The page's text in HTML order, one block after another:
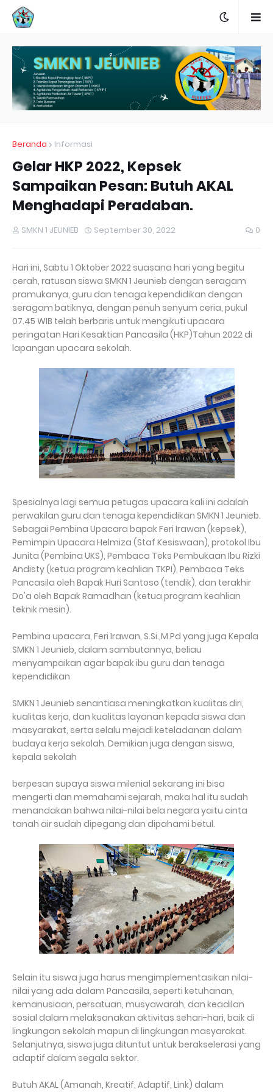
Beranda Informasi
Gelar HKP 2022, Kepsek
Sampaikan Pesan: Butuh AKAL
Menghadapi Peradaban.
SMKN 1 JEUNIEB September 30, 2022 0
Hari ini, Sabtu 1 Oktober 2022 suasana hari yang begitu
cerah, ratusan siswa SMKN 1 Jeunieb dengan seragam
pramukanya, guru dan tenaga kependidikan dengan
seragam batiknya, dengan penuh senyum ceria, pukul
07.45 WIB telah berbaris untuk mengikuti upacara
peringatan Hari Kesaktian Pancasila (HKP)Tahun 2022 di
lapangan upacara sekolah.
Spesialnya lagi semua petugas upacara kali ini adalah
perwakilan guru dan tenaga kependidikan SMKN 1 Jeunieb.
Sebagai Pembina Upacara bapak Feri Irawan (kepsek),
Pemimpin Upacara Helmiza (Staf Kesiswaan), protokol Ibu
Junita (Pembina UKS), Pembaca Teks Pembukaan Ibu Rizki
Andisty (ketua program keahlian TKPI), Pembaca Teks
Pancasila oleh Bapak Huri Santoso (tendik), dan terakhir
Do'a oleh Bapak Ramadhan (ketua program keahlian
teknik mesin).
Pembina upacara, Feri Irawan, S.Si.,M.Pd yang juga Kepala
SMKN 1 Jeunieb, dalam sambutannya, beliau
menyampaikan agar bapak ibu guru dan tenaga
kependidikan
SMKN 1 Jeunieb senantiasa meningkatkan kualitas diri,
kualitas kerja, dan kualitas layanan kepada siswa dan
masyarakat, serta selalu mejadi keteladanan dalam
budaya kerja sekolah. Demikian juga dengan siswa,
kepala sekolah
berpesan supaya siswa milenial sekarang ini bisa
mengerti dan memahami sejarah, maka hal itu sudah
menandakan bahwa nilai-nilai bela negara yaitu cinta
tanah air sudah dipegang dan dipahami betul.
Selain itu siswa juga harus mengimplementasikan nilai-
nilai yang ada dalam Pancasila, seperti ketuhanan,
kemanusiaan, persatuan, musyawarah, dan keadilan
sosial dalam melaksanakan aktivitas sehari-hari, baik di
lingkungan sekolah mapun di lingkungan masyarakat.
Selanjutnya, siswa juga dituntut untuk berakselerasi yang
adaptif dalam segala sektor.
Butuh AKAL (Amanah, Kreatif, Adaptif, Link) dalam